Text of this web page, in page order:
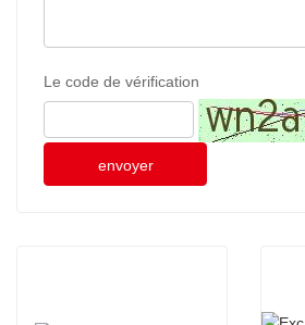
Le code de vérification
envoyer